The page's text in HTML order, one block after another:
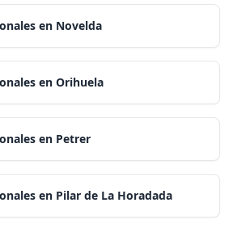
en Novelda
en Orihuela
en Petrer
en Pilar de La Horadada